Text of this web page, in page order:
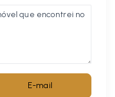
E-mail